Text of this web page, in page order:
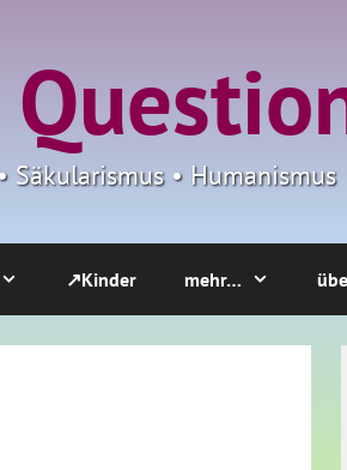
Säkularismus • Humanismus
↗Kinder mehr…